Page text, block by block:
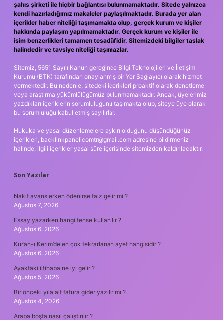
şahıs şirketi ile hiçbir bağlantısı bulunmamaktadır. Sitede yalnızca
kendi hazırladığımız makaleler paylaşılmaktadır. Burada yer alan
içerikler haber niteliği taşımamakta olup, gerçek kurum ve kişiler
hakkında paylaşım yapılmamaktadır. Gerçek kurum ve kişiler ile
isim benzerlikleri tamamen tesadüfidir. Sitemizdeki bilgiler taslak
halindedir ve tavsiye niteliği taşımazlar.
Sitemiz, 5651 Sayılı Kanun gereğince Bilgi Teknolojileri ve İletişim
Kurumu (BTK) tarafından onaylanmış bir Yer Sağlayıcı olarak hizmet
vermektedir. Bu nedenle, sitedeki içerikleri proaktif olarak denetleme
veya araştırma yükümlülüğümüz bulunmamaktadır. Ancak, üyelerimiz
yazdıkları içeriklerin sorumluluğunu taşımakta olup, siteye üye olarak
bu sorumluluğu kabul etmiş sayılırlar.
Hukuka ve yasal düzenlemelere aykırı olduğunu düşündüğünüz
içerikleri, backlinkpanelicomtr@gmail.com adresine bildirmeniz
halinde, ilgili içerikler yasal süre içerisinde sitemizden kaldırılacaktır.
Son Yazılar
Nakit avans erken ödenirse faiz gelir mi ?
Ağustos 7, 2026
Essay yazarken hangi tense kullanılır ?
Ağustos 6, 2026
Kur’an-ı Kerim’de en çok tekrarlanan ayet hangisidir ?
Ağustos 6, 2026
Ayaktaki iltihaba ne iyi gelir ?
Ağustos 5, 2026
Bir önceki yıla ait fatura gider yazılır mı ?
Ağustos 4, 2026
Araba boşta nasıl çalıştırılır ?